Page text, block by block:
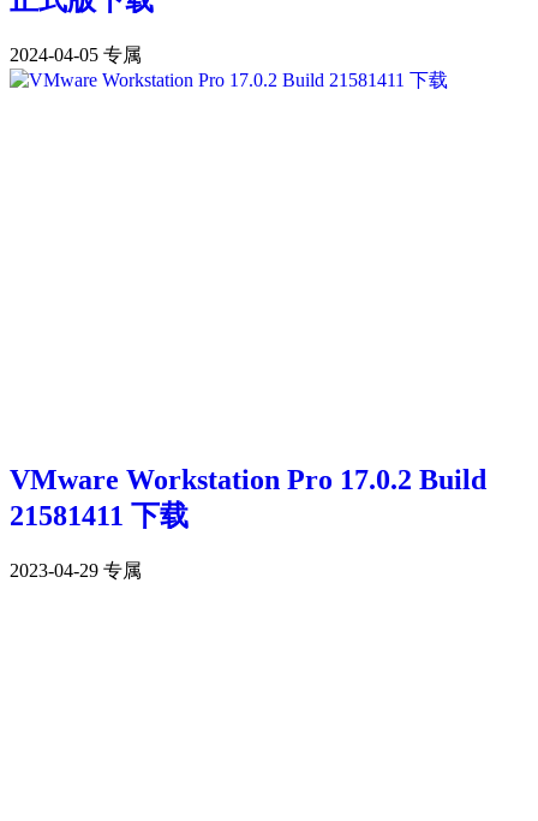
2024-04-05 专属
VMware Workstation Pro 17.0.2 Build
21581411 下载
2023-04-29 专属